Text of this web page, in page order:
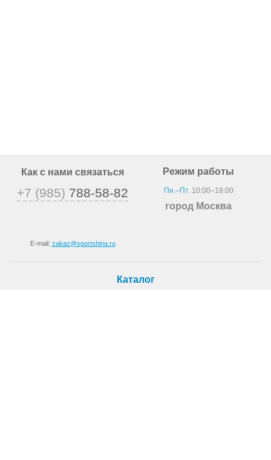
Как с нами связаться
+7 (985) 788-58-82
E-mail: zakaz@sportshina.ru
Режим работы
Пн.–Пт.10:00–18:00
город Москва
Каталог